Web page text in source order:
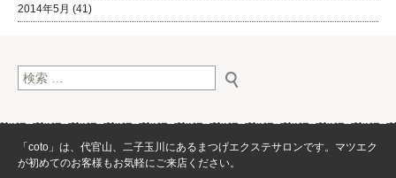
2014年5月 (41)
検索:
「coto」は、代官山、二子玉川にあるまつげエクステサロンです。マツエク
が初めてのお客様もお気軽にご来店ください。